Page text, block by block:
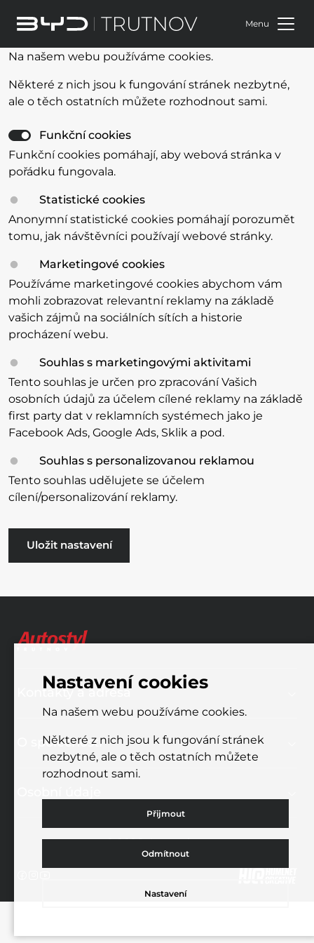
Menu
Na našem webu používáme cookies.
Některé z nich jsou k fungování stránek nezbytné,
ale o těch ostatních můžete rozhodnout sami.
Funkční cookies
Funkční cookies pomáhají, aby webová stránka v
pořádku fungovala.
Statistické cookies
Anonymní statistické cookies pomáhají porozumět
tomu, jak návštěvníci používají webové stránky.
Marketingové cookies
Používáme marketingové cookies abychom vám
mohli zobrazovat relevantní reklamy na základě
vašich zájmů na sociálních sítích a historie
procházení webu.
Souhlas s marketingovými aktivitami
Tento souhlas je určen pro zpracování Vašich
osobních údajů za účelem cílené reklamy na základě
first party dat v reklamních systémech jako je
Facebook Ads, Google Ads, Sklik a pod.
Souhlas s personalizovanou reklamou
Tento souhlas udělujete se účelem
cílení/personalizování reklamy.
Uložit nastavení
Kontakty a adresa
O společnosti
© 2026, Autostyl a.s.
Nastavení cookies
Na našem webu používáme cookies.
Některé z nich jsou k fungování stránek
nezbytné, ale o těch ostatních můžete
rozhodnout sami.
Přijmout
Odmítnout
Nastavení